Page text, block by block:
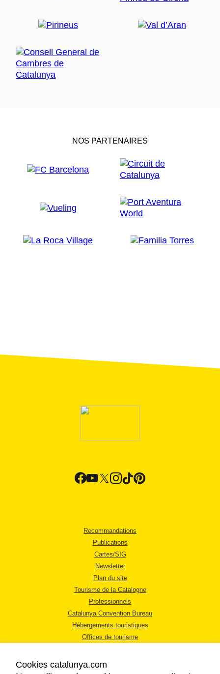
NOS PARTENAIRES
Recommandations
Publications
Cartes/SIG
Newsletter
Plan du site
Tourisme de la Catalogne
Professionnels
Catalunya Convention Bureau
Hébergements touristiques
Offices de tourisme
Cookies catalunya.com